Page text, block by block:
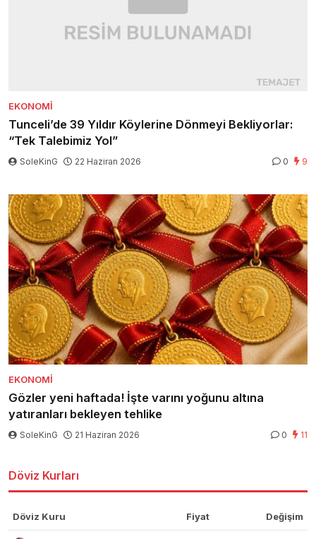
EKONOMI
Tunceli’de 39 Yıldır Köylerine Dönmeyi Bekliyorlar:
“Tek Talebimiz Yol”
SoleKinG 22 Haziran 2026 0 9
EKONOMI
Gözler yeni haftada! İşte varını yoğunu altına
yatıranları bekleyen tehlike
SoleKinG 21 Haziran 2026 0 11
Döviz Kurları
Döviz Kuru Fiyat Değişim